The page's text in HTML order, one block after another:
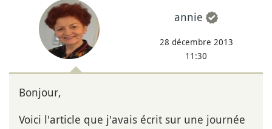
annie
28 décembre 2013
11:30
Bonjour,
Voici l'article que j'avais écrit sur une journée